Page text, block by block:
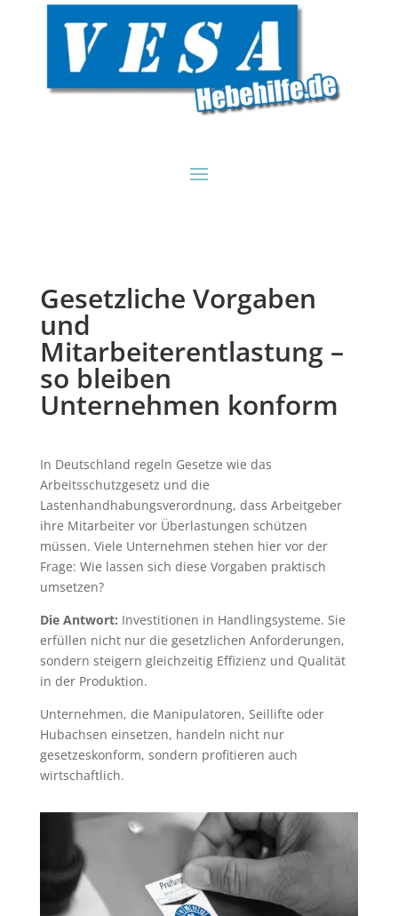
Gesetzliche Vorgaben
und
Mitarbeiterentlastung –
so bleiben
Unternehmen konform
In Deutschland regeln Gesetze wie das
Arbeitsschutzgesetz und die
Lastenhandhabungsverordnung, dass Arbeitgeber
ihre Mitarbeiter vor Überlastungen schützen
müssen. Viele Unternehmen stehen hier vor der
Frage: Wie lassen sich diese Vorgaben praktisch
umsetzen?
Die Antwort: Investitionen in Handlingsysteme. Sie
erfüllen nicht nur die gesetzlichen Anforderungen,
sondern steigern gleichzeitig Effizienz und Qualität
in der Produktion.
Unternehmen, die Manipulatoren, Seillifte oder
Hubachsen einsetzen, handeln nicht nur
gesetzeskonform, sondern profitieren auch
wirtschaftlich.